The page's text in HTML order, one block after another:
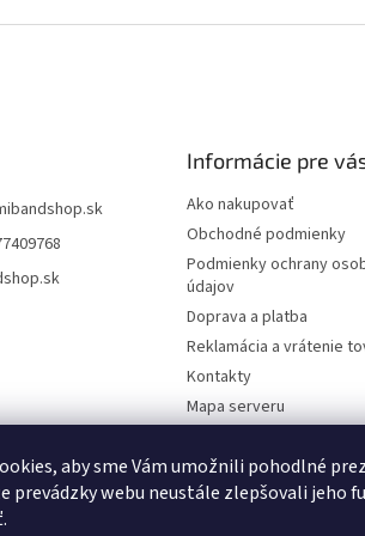
aby sme Vám umožnili pohodlné
prevádzky webu neustále zlepšovali jeho
Informácie pre
Ako nakupovať
Obchodné podmienky
Podmienky ochrany
údajov
Doprava a platba
Reklamácia a vrátenie
Kontakty
Mapa serveru
Moja objednávka